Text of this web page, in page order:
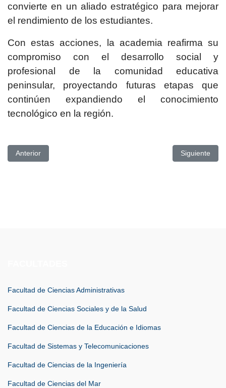
convierte en un aliado estratégico para mejorar
el rendimiento de los estudiantes.
Con estas acciones, la academia reafirma su
compromiso con el desarrollo social y
profesional de la comunidad educativa
peninsular, proyectando futuras etapas que
continúen expandiendo el conocimiento
tecnológico en la región.
Artículo anterior: DOCENTES DE LA UPSE RECIBIERON
Anterior Artículo
Siguiente
Facultad de Ciencias Administrativas
Facultad de Ciencias Sociales y de la Salud
Facultad de Ciencias de la Educación e Idiomas
Facultad de Sistemas y Telecomunicaciones
Facultad de Ciencias de la Ingeniería
Facultad de Ciencias del Mar